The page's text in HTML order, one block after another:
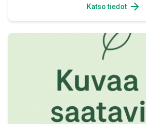
Katso tiedot arrow_forward